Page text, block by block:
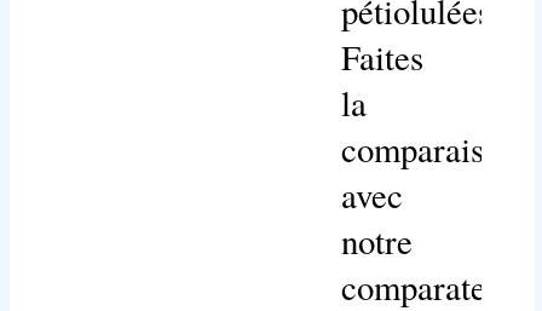
pétiolulées.
Faites
la
comparaison
avec
notre
comparateur.